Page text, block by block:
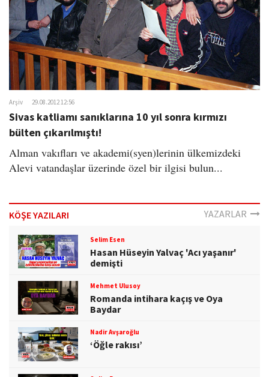
Arşiv 29.08.2012 12:56
Sivas katliamı sanıklarına 10 yıl sonra kırmızı
bülten çıkarılmıştı!
Alman vakıfları ve akademi(syen)lerinin ülkemizdeki
Alevi vatandaşlar üzerinde özel bir ilgisi bulun...
KÖŞE YAZILARI YAZARLAR
Selim Esen
Hasan Hüseyin Yalvaç 'Acı yaşanır'
demişti
Mehmet Ulusoy
Romanda intihara kaçış ve Oya
Baydar
Nadir Avşaroğlu
‘Öğle rakısı’